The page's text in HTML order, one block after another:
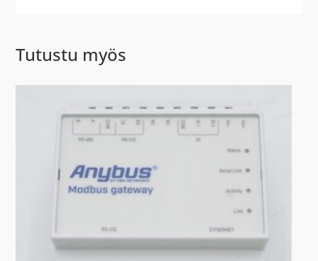
Tutustu myös